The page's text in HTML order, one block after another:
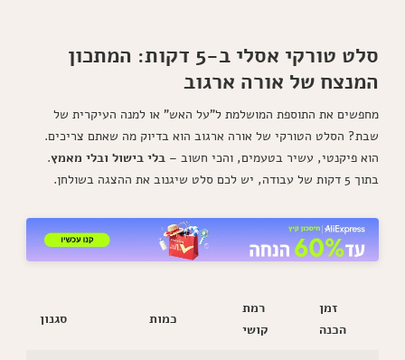
סלט טורקי אסלי ב-5 דקות: המתכון
המנצח של אורה ארגוב
מחפשים את התוספת המושלמת ל"על האש" או למנה העיקרית של
שבת? הסלט הטורקי של אורה ארגוב הוא בדיוק מה שאתם צריכים.
הוא פיקנטי, עשיר בטעמים, והכי חשוב – בלי בישול ובלי מאמץ.
בתוך 5 דקות של עבודה, יש לכם סלט שיגנוב את ההצגה בשולחן.
זמן
הכנה
רמת
קושי
כמות סגנון